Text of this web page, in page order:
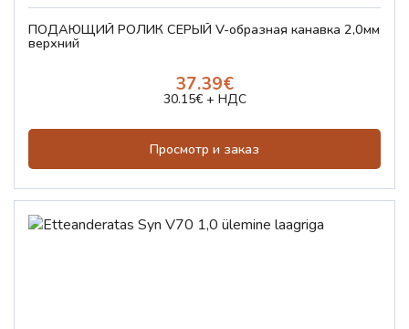
ПОДАЮЩИЙ РОЛИК СЕРЫЙ V-образная канавка 2,0мм
верхний
37.39€
30.15€ + НДС
Просмотр и заказ